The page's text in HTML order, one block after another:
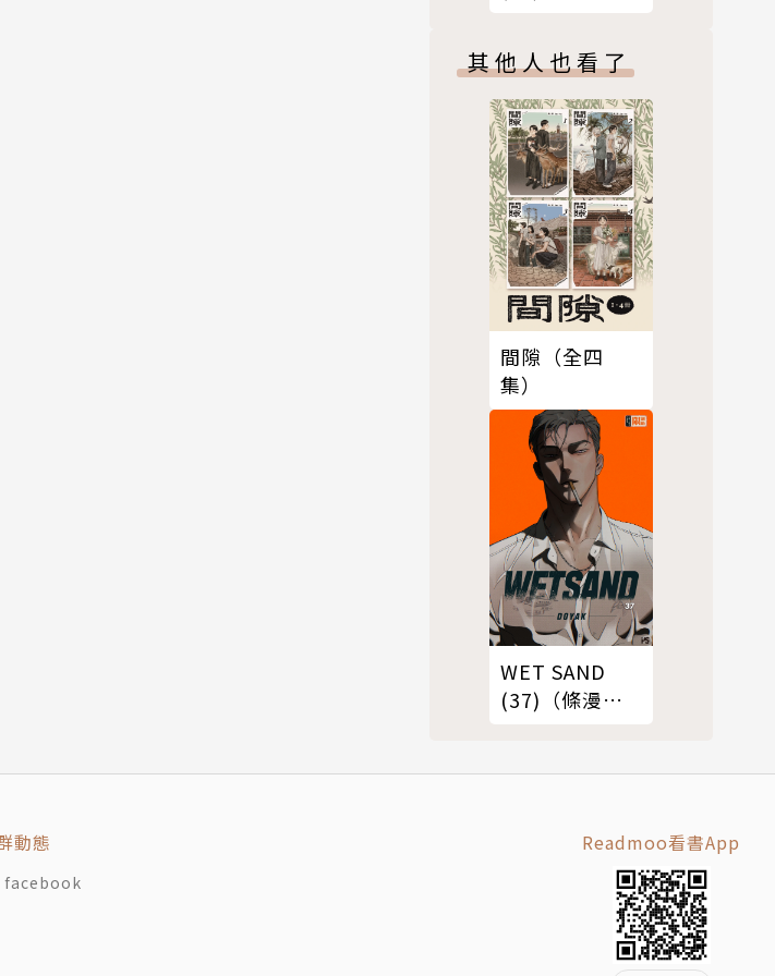
其他人也看了
間隙（全四
集）
WET SAND
(37)（條漫
動態
facebook
Readmoo看書App